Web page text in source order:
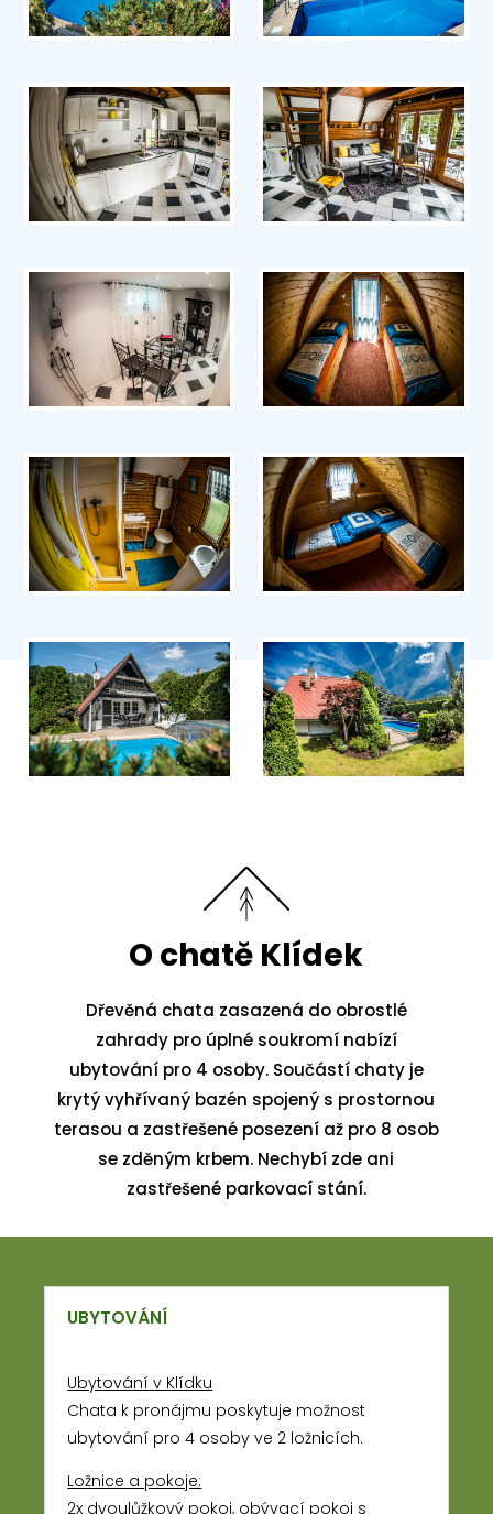
O chatě Klídek
Dřevěná chata zasazená do obrostlé
zahrady pro úplné soukromí nabízí
ubytování pro 4 osoby. Součástí chaty je
krytý vyhřívaný bazén spojený s prostornou
terasou a zastřešené posezení až pro 8 osob
se zděným krbem. Nechybí zde ani
zastřešené parkovací stání.
UBYTOVÁNÍ
Ubytování v Klídku
Chata k pronájmu poskytuje možnost
ubytování pro 4 osoby ve 2 ložnicích.
Ložnice a pokoje:
2x dvoulůžkový pokoj, obývací pokoj s